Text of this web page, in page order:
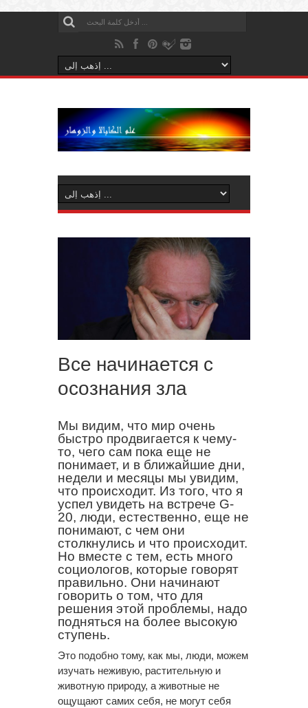
Все начинается с
осознания зла
Мы видим, что мир очень
быстро продвигается к чему-
то, чего сам пока еще не
понимает, и в ближайшие дни,
недели и месяцы мы увидим,
что происходит. Из того, что я
успел увидеть на встрече G-
20, люди, естественно, еще не
понимают, с чем они
столкнулись и что происходит.
Но вместе с тем, есть много
социологов, которые говорят
правильно. Они начинают
говорить о том, что для
решения этой проблемы, надо
подняться на более высокую
ступень.
Это подобно тому, как мы, люди, можем
изучать неживую, растительную и
животную природу, а животные не
ощущают самих себя, не могут себя